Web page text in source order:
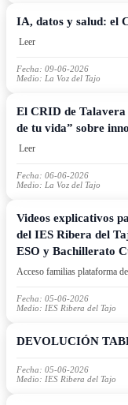
IA, datos y salud: el
Leer
Fecha: 09-06-2026
Medio: La Voz del Tajo
El CRID de
de tu vida” sobre
Leer
Fecha: 06-06-2026
Medio: La Voz del Tajo
Videos explicativos
del IES Ribera del
ESO y Bachillerato
Acceso familias plataforma
Fecha: 05-06-2026
Medio: IES Ribera del Tajo
DEVOLUCIÓN
Fecha: 05-06-2026
Medio: IES Ribera del Tajo